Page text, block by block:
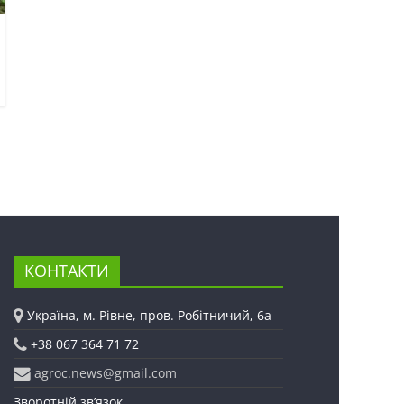
КОНТАКТИ
Україна, м. Рівне, пров. Робітничий, 6а
+38 067 364 71 72
agroc.news@gmail.com